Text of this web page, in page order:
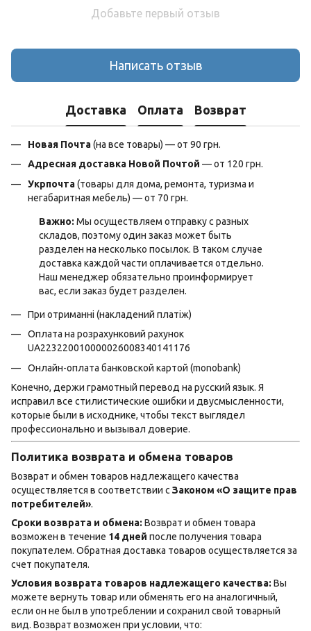
Добавьте первый отзыв
Написать отзыв
Доставка Оплата Возврат
Новая Почта(на все товары) — от 90 грн.
Адресная доставка Новой Почтой — от 120 грн.
Укрпочта(товары для дома, ремонта, туризма и
негабаритная мебель) — от 70 грн.
Важно: Мы осуществляем отправку с разных
складов, поэтому один заказ может быть
разделен на несколько посылок. В таком случае
доставка каждой части оплачивается отдельно.
Наш менеджер обязательно проинформирует
вас, если заказ будет разделен.
При отриманні (накладений платіж)
Оплата на розрахунковий рахунок
UA223220010000026008340141176
Онлайн-оплата банковской картой (monobank)
Конечно, держи грамотный перевод на русский язык. Я
исправил все стилистические ошибки и двусмысленности,
которые были в исходнике, чтобы текст выглядел
профессионально и вызывал доверие.
Политика возврата и обмена товаров
Возврат и обмен товаров надлежащего качества
осуществляется в соответствии с Законом «О защите прав
потребителей».
Сроки возврата и обмена: Возврат и обмен товара
возможен в течение 14 дней после получения товара
покупателем. Обратная доставка товаров осуществляется за
счет покупателя.
Условия возврата товаров надлежащего качества: Вы
можете вернуть товар или обменять его на аналогичный,
если он не был в употреблении и сохранил свой товарный
вид. Возврат возможен при условии, что: